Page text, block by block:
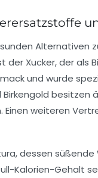
Alternativen
der Xucker, der als
und wurde
Birkengold besitzen
Einen weiteren
, dessen süßende
Kalorien-Gehalt